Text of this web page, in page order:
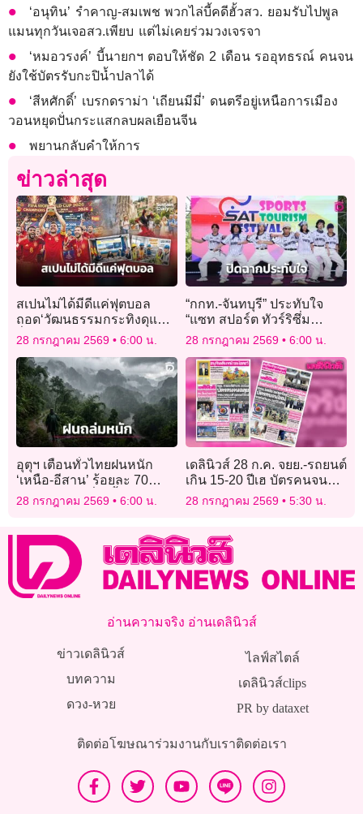
‘อนุทิน’ รำคาญ-สมเพช พวกไล่บี้คดีฮั้วสว. ยอมรับไปพูล
แมนทุกวันเจอสว.เพียบ แต่ไม่เคยร่วมวงเจรจา
‘หมอวรงค์’ บี้นายกฯ ตอบให้ชัด 2 เดือน รออุทธรณ์ คนจน
ยังใช้บัตรรับกะปิน้ำปลาได้
‘สีหศักดิ์’ เบรกดราม่า ‘เถียนมีมี่’ ดนตรีอยู่เหนือการเมือง
วอนหยุดปั่นกระแสกลบผลเยือนจีน
พยานกลับคำให้การ
ข่าวล่าสุด
สเปนไม่ได้มีดีแค่ฟุตบอล
ถอด‘วัฒนธรรมกระทิงดุแห่ง
ยั่งยืน’
28 กรกฎาคม 2569 6:00 น.
“กกท.-จันทบุรี” ประทับใจ
“แซท สปอร์ต ทัวร์ริซึ่ม
เฟสติวัล” ปิดฉากอย่างงดงาม
28 กรกฎาคม 2569 6:00 น.
อุตุฯ เตือนทั่วไทยฝนหนัก
‘เหนือ-อีสาน’ ร้อยละ 70
กทม.ไม่เบา เสี่ยงน้ำท่วมฉับ
28 กรกฎาคม 2569 6:00 น.
เดลินิวส์ 28 ก.ค. จยย.-รถยนต์
เกิน 15-20 ปีเฮ บัตรคนจนฉลุ
ย ‘ครม.’เคาะปรับเกณฑ์ใหม่
28 กรกฎาคม 2569 5:30 น.
อ่านความจริง อ่านเดลินิวส์
ข่าวเดลินิวส์
บทความ
ดวง-หวย
ไลฟ์สไตล์
เดลินิวส์clips
PR by dataxet
ติดต่อโฆษณาร่วมงานกับเราติดต่อเรา